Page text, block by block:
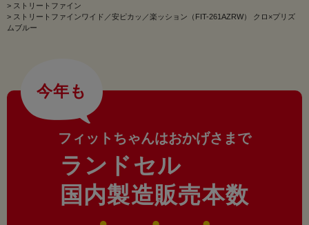
> ストリートファイン
> ストリートファインワイド／安ピカッ／楽ッション（FIT-261AZRW） クロ×プリズ
ムブルー
今年も
フィットちゃんはおかげさまで
ランドセル
国内製造販売本数